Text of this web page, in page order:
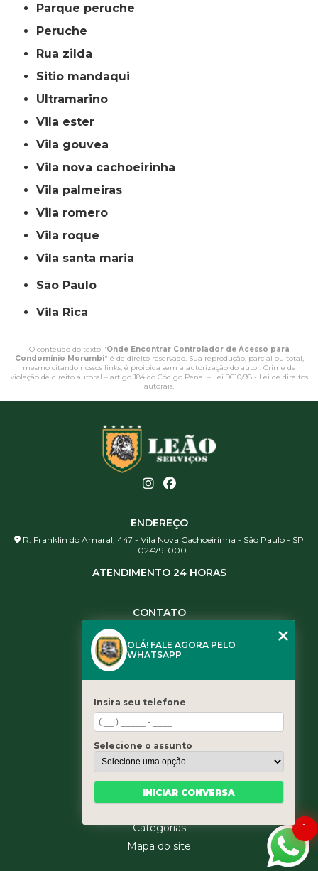
parque peruche
peruche
rua zilda
sitio mandaqui
ultramarino
vila ester
vila gouvea
vila nova cachoeirinha
vila palmeiras
vila romero
vila roque
vila santa maria
São Paulo
Vila Rica
O conteúdo do texto "Onde Encontrar Controlador de Acesso para
Condomínio Morumbi" é de direito reservado. Sua reprodução, parcial ou total,
mesmo citando nossos links, é proibida sem a autorização do autor. Crime de
violação de direito autoral – artigo 184 do Código Penal – Lei 9610/98 - Lei de direitos
autorais.
ENDEREÇO
R. Franklin do Amaral, 447 - Vila Nova Cachoeirinha - São Paulo - SP
- 02479-000
ATENDIMENTO 24 HORAS
CONTATO
(11) 3461-5871
contato@leaoservicos.com.br
Home
Quem somos
Serviços
Blog
Categorias
Mapa do site
1
OLÁ! FALE AGORA PELO
WHATSAPP
Insira seu telefone
Selecione o assunto
INICIAR CONVERSA